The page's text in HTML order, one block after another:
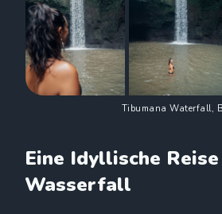
Tibumana Waterfall,
Eine Idyllische
Wasserfall